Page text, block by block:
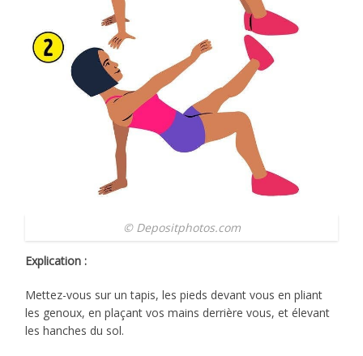
© Depositphotos.com
Explication :
Mettez-vous sur un tapis, les pieds devant vous en pliant
les genoux, en plaçant vos mains derrière vous, et élevant
les hanches du sol.